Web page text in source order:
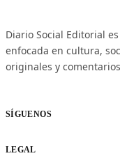
Diario Social Editorial
enfocada en cultura,
originales y
SÍGUENOS
LEGAL